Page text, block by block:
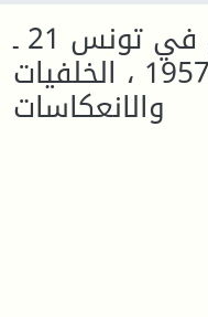
محاكمة قادة الأوراس في تونس 21 ـ
25 جويلية 1957 ، الخلفيات
والانعكاسات